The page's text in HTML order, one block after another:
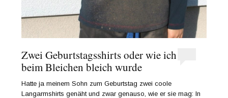
Zwei Geburtstagsshirts oder wie ich
beim Bleichen bleich wurde
Hatte ja meinem Sohn zum Geburtstag zwei coole
Langarmshirts genäht und zwar genauso, wie er sie mag: In